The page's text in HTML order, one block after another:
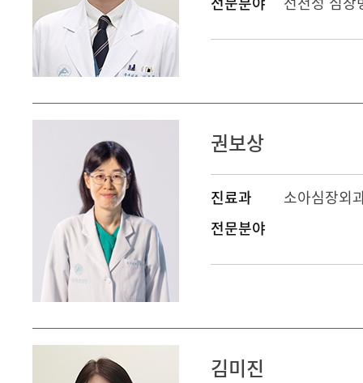
권보상
진료과
소아심장외
전문분야
김미진